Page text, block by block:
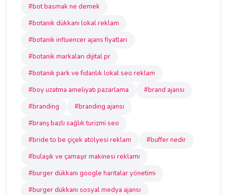
#bot basmak ne demek
#botanik dükkanı lokal reklam
#botanik influencer ajans fiyatları
#botanik markaları dijital pr
#botanik park ve fidanlık lokal seo reklam
#boy uzatma ameliyatı pazarlama
#brand ajansı
#branding
#branding ajansı
#branş bazlı sağlık turizmi seo
#bride to be çiçek atölyesi reklam
#buffer nedir
#bulaşık ve çamaşır makinesi reklamı
#burger dükkanı google haritalar yönetimi
#burger dükkanı sosyal medya ajansı